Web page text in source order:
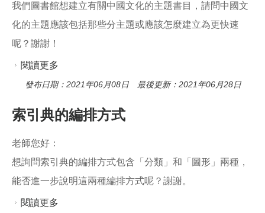
o
k
我們圖書館想建立有關中國文化的主題書目，請問中國文
化的主題應該包括那些分主題或應該怎麼建立為更快速
呢？謝謝！
閱讀更多
發布日期：2021年06月08日 最後更新：2021年06月28日
索引典的編排方式
老師您好：
想詢問索引典的編排方式包含「分類」和「圖形」兩種，
能否進一步說明這兩種編排方式呢？謝謝。
閱讀更多